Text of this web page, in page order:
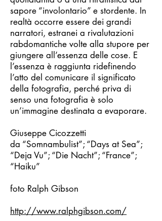
sapore “involontario” e stordente. In
realtà occorre essere dei grandi
narratori, estranei a rivalutazioni
rabdomantiche volte alla stupore per
giungere all’essenza delle cose. E
l’essenza è raggiunta ridefinendo
l’atto del comunicare il significato
della fotografia, perché priva di
senso una fotografia è solo
un’immagine destinata a evaporare.
Giuseppe Cicozzetti
da “Somnambulist”; “Days at Sea”;
“Deja Vu”; “Die Nacht”; “France”;
“Haiku”
foto Ralph Gibson
http://www.ralphgibson.com/